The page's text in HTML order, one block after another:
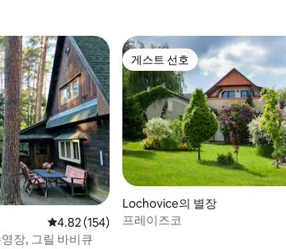
평점 4.82점(5점 만점), 후기 154개
4.82 (154)
장, 그릴 바비큐
게스트 선호
게스트 선호
Lochovice의 별장
프레이즈코